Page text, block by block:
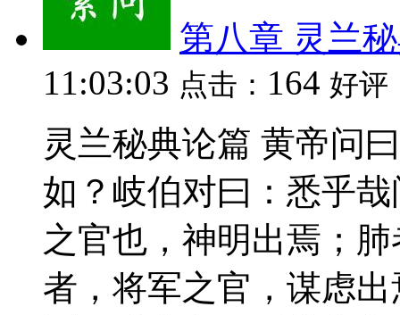
第八章 灵兰
11:03:03 点击： 164 好评
灵兰秘典论篇 黄帝问
如？岐伯对曰：悉乎
之官也，神明出焉；
者，将军之官，谋虑